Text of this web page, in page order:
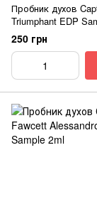
Пробник духов
Triumphant EDP
250 грн